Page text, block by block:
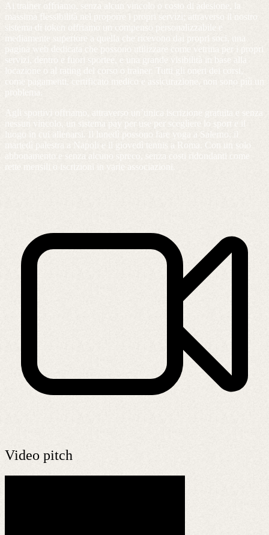
Ai trainer offriamo, senza alcun vincolo o costo di adesione, la
massima flessibilità nel proporre i propri servizi; attraverso il nostro
sistema di token offriamo un compenso personalizzabile e
mediamente superiore a quella che ricevono dai propri soci, una
pagina web dedicata che possono utilizzare come vetrina per i propri
servizi, dentro e fuori sportee, e una grande visibilità in base alla
locazione o al rating del corso o trainer. Tutti gli oneri dei corsi,
come pagamenti, certificato medico e assicurazione, non sono più un
problema.
Agli sportivi offriamo, attraverso un’unica iscrizione gratuita e senza
nessun vincolo, un sistema pay per use per scegliere lo sport e il
luogo in cui allenarsi. Il lunedì possono fare yoga a Salerno, il
martedì palestra a Napoli e il giovedì tennis a Roma. Con un solo
abbonamento e senza alcuno spreco, senza costi ridondanti come
rette mensili o iscrizioni in varie associazioni.
Video pitch